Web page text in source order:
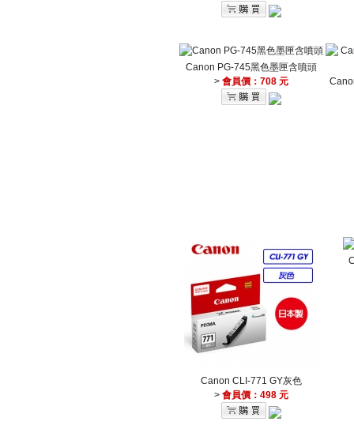
Canon PG-745黑色墨匣含噴頭
> 會員價：708 元
Canon CLI-771 GY灰色
> 會員價：498 元